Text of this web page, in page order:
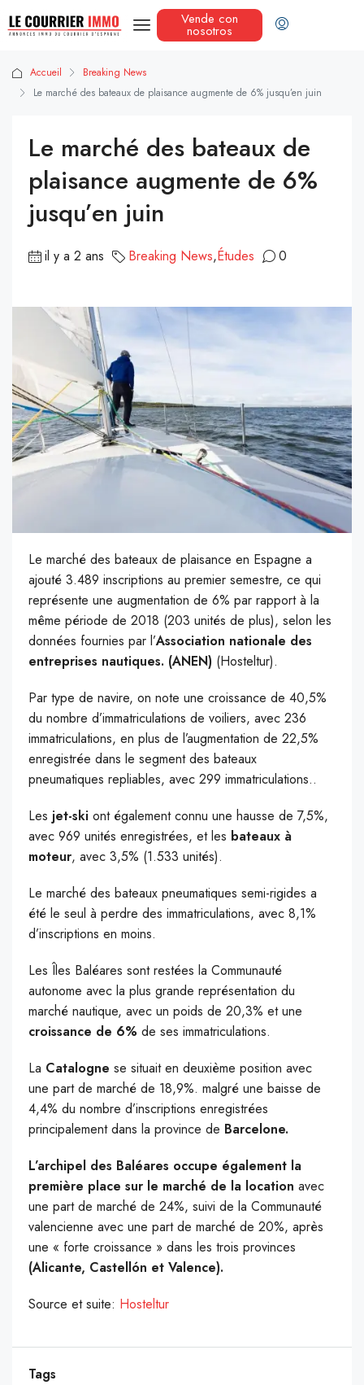
Vende con
nosotros
Accueil
Breaking News
Le marché des bateaux de plaisance augmente de 6% jusqu’en juin
Le marché des bateaux de
plaisance augmente de 6%
jusqu’en juin
il y a 2 ans Breaking News,Études 0
Le marché des bateaux de plaisance en Espagne a
ajouté 3.489 inscriptions au premier semestre, ce qui
représente une augmentation de 6% par rapport à la
même période de 2018 (203 unités de plus), selon les
données fournies par l’Association nationale des
entreprises nautiques. (ANEN) (Hosteltur).
Par type de navire, on note une croissance de 40,5%
du nombre d’immatriculations de voiliers, avec 236
immatriculations, en plus de l’augmentation de 22,5%
enregistrée dans le segment des bateaux
pneumatiques repliables, avec 299 immatriculations..
Les jet-ski ont également connu une hausse de 7,5%,
avec 969 unités enregistrées, et les bateaux à
moteur, avec 3,5% (1.533 unités).
Le marché des bateaux pneumatiques semi-rigides a
été le seul à perdre des immatriculations, avec 8,1%
d’inscriptions en moins.
Les Îles Baléares sont restées la Communauté
autonome avec la plus grande représentation du
marché nautique, avec un poids de 20,3% et une
croissance de 6% de ses immatriculations.
La Catalogne se situait en deuxième position avec
une part de marché de 18,9%. malgré une baisse de
4,4% du nombre d’inscriptions enregistrées
principalement dans la province de Barcelone.
L’archipel des Baléares occupe également la
première place sur le marché de la location avec
une part de marché de 24%, suivi de la Communauté
valencienne avec une part de marché de 20%, après
une « forte croissance » dans les trois provinces
(Alicante, Castellón et Valence).
Source et suite: Hosteltur
Tags